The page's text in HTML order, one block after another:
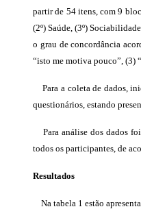
partir de 54 itens, com 9
(2º) Saúde, (3º)
o grau de concordância
“isto me motiva pouco”, (3)
Para a coleta de dados,
questionários, estando
Para análise dos dados
todos os participantes, de
Resultados
Na tabela 1 estão